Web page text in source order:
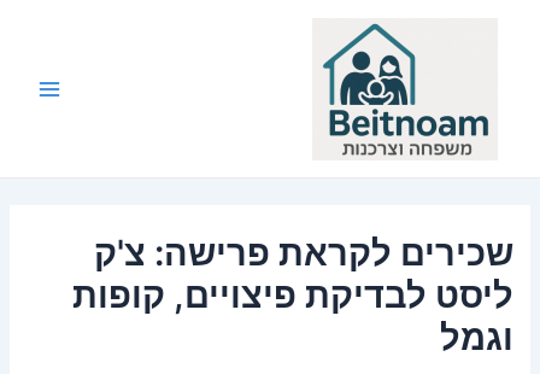
שכירים לקראת פרישה: צ'ק
ליסט לבדיקת פיצויים, קופות
וגמל